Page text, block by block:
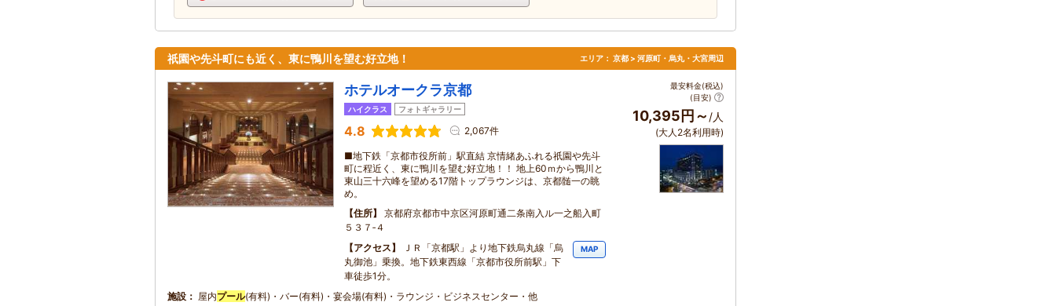
祇園や先斗町にも近く、東に鴨川を望む好立地！ エリア： 京都 > 河原町・烏丸・大宮周辺
ホテルオークラ京都
ハイクラス フォトギャラリー
4.8 2,067件
■地下鉄「京都市役所前」駅直結 京情緒あふれる祇園や先斗
町に程近く、東に鴨川を望む好立地！！ 地上60ｍから鴨川と
東山三十六峰を望める17階トップラウンジは、京都髄一の眺
め。
住所
京都府京都市中京区河原町通二条南入ル一之船入町
５３７‐４
アクセス
ＪＲ「京都駅」より地下鉄烏丸線「烏
丸御池」乗換。地下鉄東西線「京都市役所前駅」下
車徒歩1分。
MAP
最安料金(税込)
(目安)
10,395円～ /人
(大人2名利用時)
施設 屋内プール(有料)・バー(有料)・宴会場(有料)・ラウンジ・ビジネスセンター・他